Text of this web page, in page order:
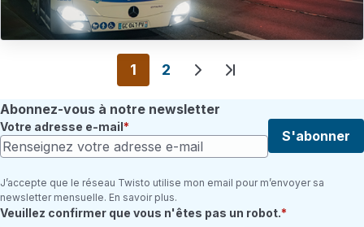
Pagination
1 2
Page suivante
Dernière page
Abonnez-vous à notre newsletter
Votre adresse e-mail
S'abonner
J’accepte que le réseau Twisto utilise mon email pour m’envoyer sa
newsletter mensuelle. En savoir plus.
Champ requis
Veuillez confirmer que vous n'êtes pas un robot.